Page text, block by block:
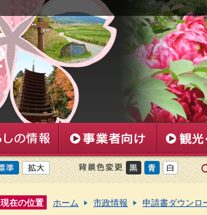
現在の位置 ホーム 市政情報 申請書ダウンロ